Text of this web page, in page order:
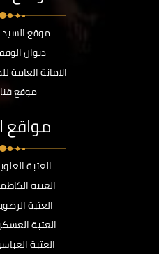
موقع
ديوان
الامانة العامة
موقع
مواقع
العتبة
العتبة
العتبة
العتبة
العتبة